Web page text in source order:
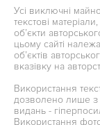
Усі виключні
текстові
об’єкти
цьому сайті
об’єктів
вказівку на
Використання
дозволено лише з
видань -
Використання